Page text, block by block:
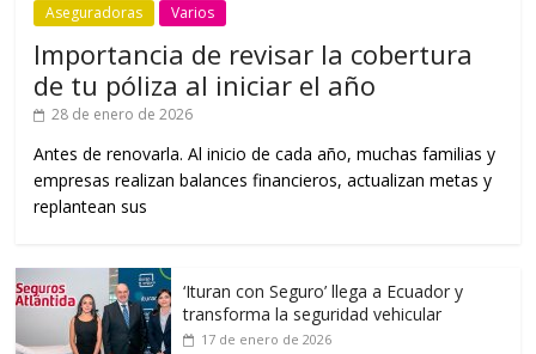
Aseguradoras Varios
Importancia de revisar la cobertura
de tu póliza al iniciar el año
28 de enero de 2026
Antes de renovarla. Al inicio de cada año, muchas familias y
empresas realizan balances financieros, actualizan metas y
replantean sus
‘Ituran con Seguro’ llega a Ecuador y
transforma la seguridad vehicular
17 de enero de 2026